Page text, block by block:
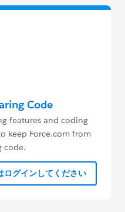
Code
features and coding
keep Force.com from
code.
ログインしてください